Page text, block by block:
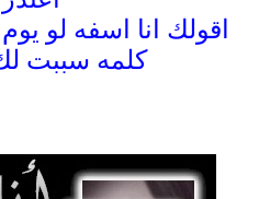
اقولك انا اسفه لو
كلمه سببت